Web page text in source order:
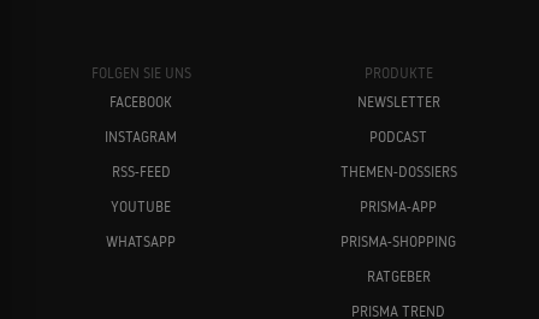
FOLGEN SIE UNS
FACEBOOK
INSTAGRAM
RSS-FEED
YOUTUBE
WHATSAPP
PRODUKTE
NEWSLETTER
PODCAST
THEMEN-DOSSIERS
PRISMA-APP
PRISMA-SHOPPING
RATGEBER
PRISMA TREND